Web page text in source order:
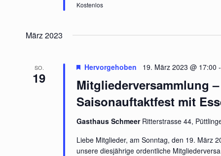
Kostenlos
März 2023
SO.
19
Mitgliederversammlung
Saisonauftaktfest mit
Hervorgehoben 19. März 2023 @ 17:00
Gasthaus Schmeer Ritterstrasse 44,
Liebe Mitglieder, am Sonntag, den 19. März
unsere diesjährige ordentliche